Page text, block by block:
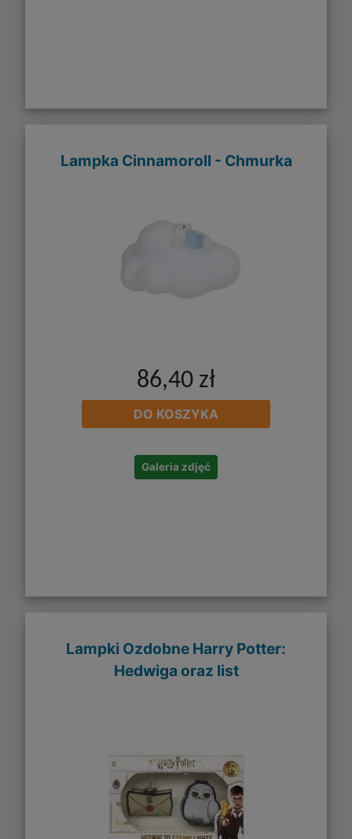
Lampka Cinnamoroll - Chmurka
86,40 zł
DO KOSZYKA
Galeria zdjęć
Lampki Ozdobne Harry Potter:
Hedwiga oraz list